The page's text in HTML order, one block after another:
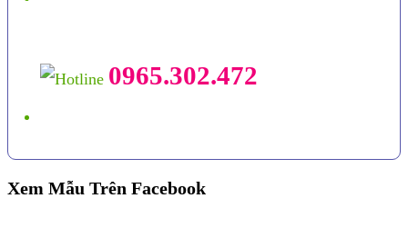
0965.302.472
Xem Mẫu Trên Facebook